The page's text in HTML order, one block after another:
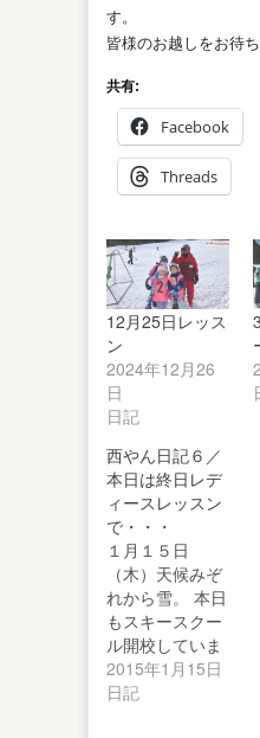
す。
皆様のお越しをお待ち
共有:
Facebook
Threads
12月25日レッス
ン
2024年12月26
日
日記
西やん日記６／
本日は終日レデ
ィースレッスン
で・・・
１月１５日
（木）天候みぞ
れから雪。 本日
もスキースクー
ル開校していま
す。 きょうのレ
ポートは、西や
2015年1月15日
日記